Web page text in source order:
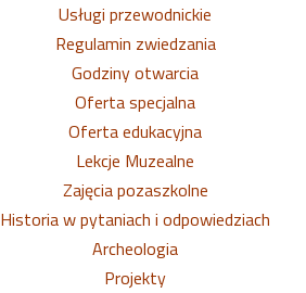
Usługi przewodnickie
Regulamin zwiedzania
Godziny otwarcia
Oferta specjalna
Oferta edukacyjna
Lekcje Muzealne
Zajęcia pozaszkolne
Historia w pytaniach i odpowiedziach
Archeologia
Projekty